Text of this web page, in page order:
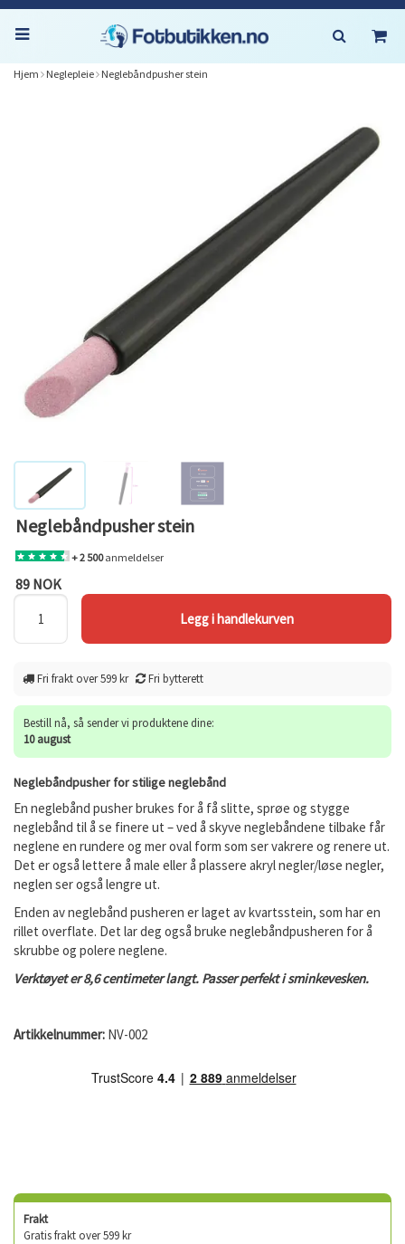
Hjem Neglepleie Neglebåndpusher stein
Neglebåndpusher stein
+ 2 500anmeldelser
89 NOK
Fri frakt over 599 kr Fri bytterett
Bestill nå, så sender vi produktene dine:
10 august
Neglebåndpusher for stilige neglebånd
En neglebånd pusher brukes for å få slitte, sprøe og stygge
neglebånd til å se finere ut – ved å skyve neglebåndene tilbake får
neglene en rundere og mer oval form som ser vakrere og renere ut.
Det er også lettere å male eller å plassere akryl negler/løse negler,
neglen ser også lengre ut.
Enden av neglebånd pusheren er laget av kvartsstein, som har en
rillet overflate. Det lar deg også bruke neglebåndpusheren for å
skrubbe og polere neglene.
Verktøyet er 8,6 centimeter langt. Passer perfekt i sminkevesken.
Artikkelnummer: NV-002
Frakt
Gratis frakt over 599 kr